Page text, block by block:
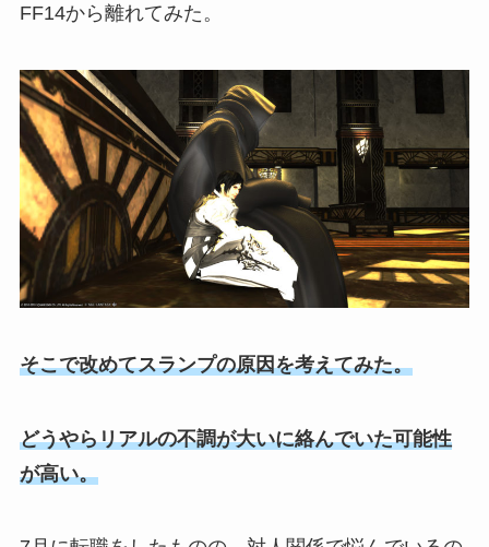
FF14から離れてみた。
そこで改めてスランプの原因を考えてみた。
どうやらリアルの不調が大いに絡んでいた可能性
が高い。